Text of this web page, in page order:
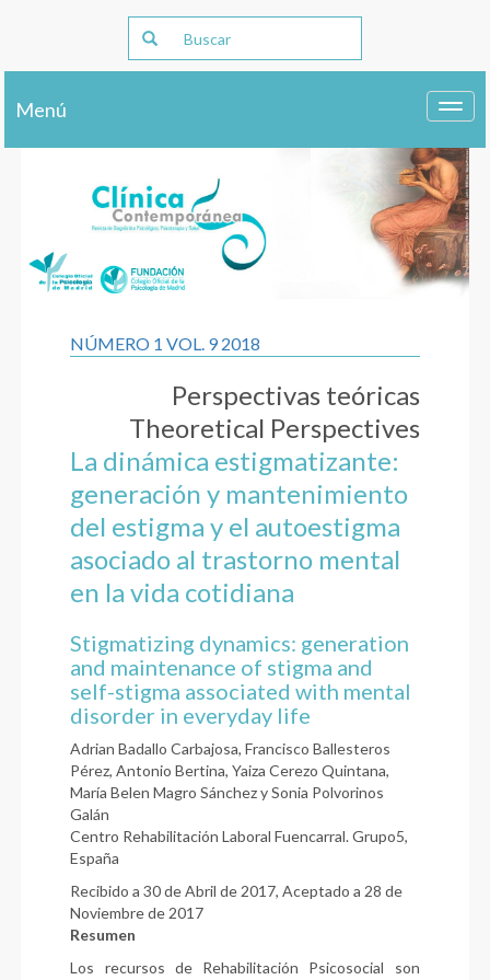
Menú
NÚMERO 1 VOL. 9 2018
Perspectivas teóricas
Theoretical Perspectives
La dinámica estigmatizante:
generación y mantenimiento
del estigma y el autoestigma
asociado al trastorno mental
en la vida cotidiana
Stigmatizing dynamics: generation
and maintenance of stigma and
self-stigma associated with mental
disorder in everyday life
Adrian Badallo Carbajosa, Francisco Ballesteros
Pérez, Antonio Bertina, Yaiza Cerezo Quintana,
María Belen Magro Sánchez y Sonia Polvorinos
Galán
Centro Rehabilitación Laboral Fuencarral. Grupo5,
España
Recibido a 30 de Abril de 2017, Aceptado a 28 de
Noviembre de 2017
Resumen
Los recursos de Rehabilitación Psicosocial son